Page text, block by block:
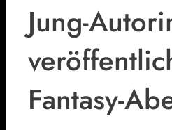
Jung-
Fantasy-